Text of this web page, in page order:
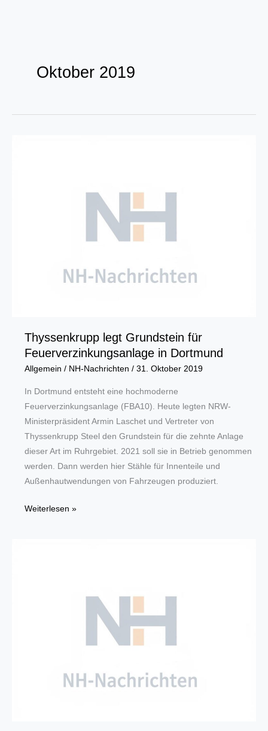
Oktober 2019
Thyssenkrupp legt Grundstein für
Feuerverzinkungsanlage in Dortmund
Allgemein / NH-Nachrichten / 31. Oktober 2019
In Dortmund entsteht eine hochmoderne
Feuerverzinkungsanlage (FBA10). Heute legten NRW-
Ministerpräsident Armin Laschet und Vertreter von
Thyssenkrupp Steel den Grundstein für die zehnte Anlage
dieser Art im Ruhrgebiet. 2021 soll sie in Betrieb genommen
werden. Dann werden hier Stähle für Innenteile und
Außenhautwendungen von Fahrzeugen produziert.
Thyssenkrupp
Weiterlesen »